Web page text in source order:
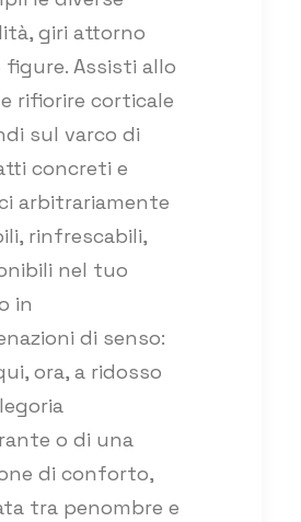
giri attorno
Assisti allo
rifiorire corticale
sul varco di
concreti e
arbitrariamente
rinfrescabili,
nel tuo
in
di senso:
ora, a ridosso
o di una
di conforto,
tra penombre e